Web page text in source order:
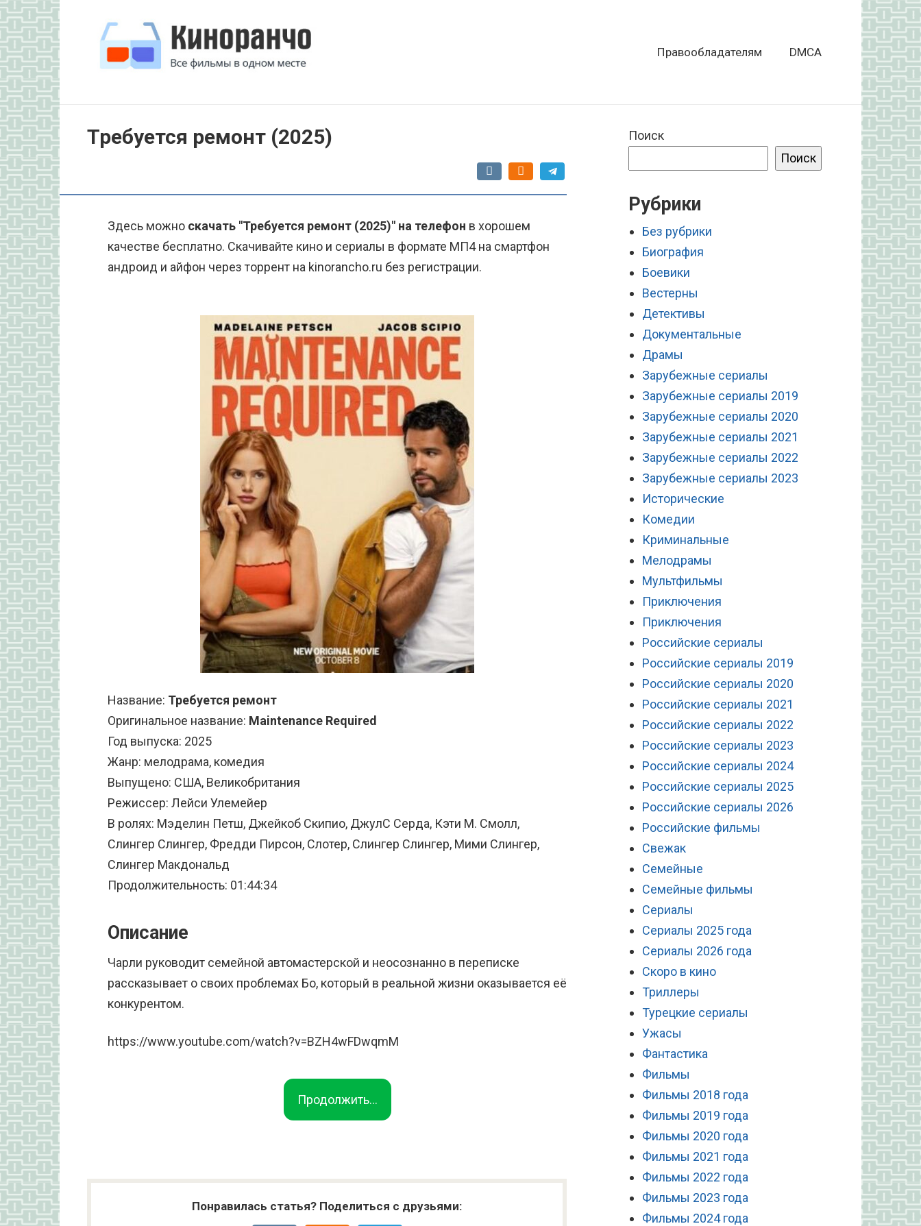
Перейти
к
контенту
Правообладателям DMCA
Требуется ремонт (2025)
Здесь можно скачать "Требуется ремонт (2025)" на телефон в хорошем
качестве бесплатно. Скачивайте кино и сериалы в формате МП4 на смартфон
андроид и айфон через торрент на kinorancho.ru без регистрации.
Название: Требуется ремонт
Оригинальное название: Maintenance Required
Год выпуска: 2025
Жанр: мелодрама, комедия
Выпущено: США, Великобритания
Режиссер: Лейси Улемейер
В ролях: Мэделин Петш, Джейкоб Скипио, ДжулС Серда, Кэти М. Смолл,
Слингер Слингер, Фредди Пирсон, Слотер, Слингер Слингер, Мими Слингер,
Слингер Макдональд
Продолжительность: 01:44:34
Описание
Чарли руководит семейной автомастерской и неосознанно в переписке
рассказывает о своих проблемах Бо, который в реальной жизни оказывается её
конкурентом.
https://www.youtube.com/watch?v=BZH4wFDwqmM
Продолжить...
Понравилась статья? Поделиться с друзьями:
Поиск
Поиск
Рубрики
Без рубрики
Биография
Боевики
Вестерны
Детективы
Документальные
Драмы
Зарубежные сериалы
Зарубежные сериалы 2019
Зарубежные сериалы 2020
Зарубежные сериалы 2021
Зарубежные сериалы 2022
Зарубежные сериалы 2023
Исторические
Комедии
Криминальные
Мелодрамы
Мультфильмы
Приключения
Приключения
Российские сериалы
Российские сериалы 2019
Российские сериалы 2020
Российские сериалы 2021
Российские сериалы 2022
Российские сериалы 2023
Российские сериалы 2024
Российские сериалы 2025
Российские сериалы 2026
Российские фильмы
Свежак
Семейные
Семейные фильмы
Сериалы
Сериалы 2025 года
Сериалы 2026 года
Скоро в кино
Триллеры
Турецкие сериалы
Ужасы
Фантастика
Фильмы
Фильмы 2018 года
Фильмы 2019 года
Фильмы 2020 года
Фильмы 2021 года
Фильмы 2022 года
Фильмы 2023 года
Фильмы 2024 года